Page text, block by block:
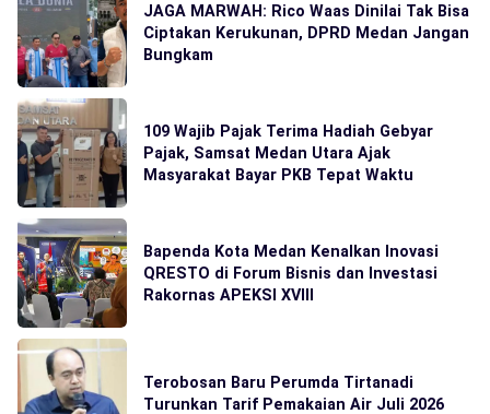
JAGA MARWAH: Rico Waas Dinilai Tak Bisa
Ciptakan Kerukunan, DPRD Medan Jangan
Bungkam
109 Wajib Pajak Terima Hadiah Gebyar
Pajak, Samsat Medan Utara Ajak
Masyarakat Bayar PKB Tepat Waktu
Bapenda Kota Medan Kenalkan Inovasi
QRESTO di Forum Bisnis dan Investasi
Rakornas APEKSI XVIII
Terobosan Baru Perumda Tirtanadi
Turunkan Tarif Pemakaian Air Juli 2026